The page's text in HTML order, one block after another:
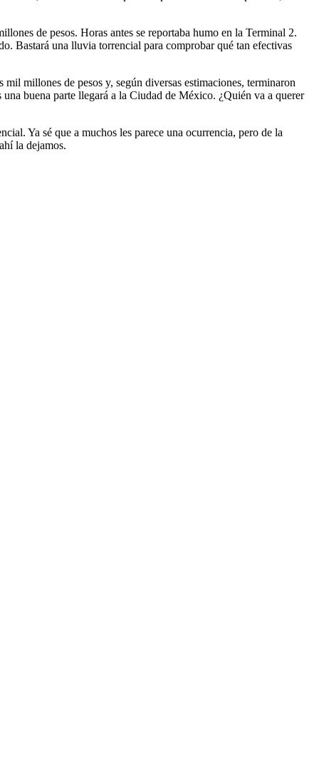
de pesos. Horas antes se reportaba humo en la Terminal 2.
Bastará una lluvia torrencial para comprobar qué tan efectivas
millones de pesos y, según diversas estimaciones, terminaron
buena parte llegará a la Ciudad de México. ¿Quién va a querer
Ya sé que a muchos les parece una ocurrencia, pero de la
la dejamos.